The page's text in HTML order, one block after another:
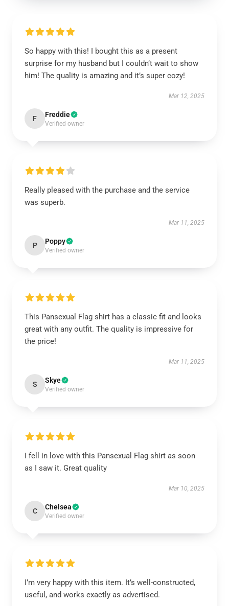
So happy with this! I bought this as a present
surprise for my husband but I couldn’t wait to show
him! The quality is amazing and it’s super cozy!
Mar 12, 2025
F Freddie
Verified owner
Really pleased with the purchase and the service
was superb.
Mar 11, 2025
P Poppy
Verified owner
This Pansexual Flag shirt has a classic fit and looks
great with any outfit. The quality is impressive for
the price!
Mar 11, 2025
S Skye
Verified owner
I fell in love with this Pansexual Flag shirt as soon
as I saw it. Great quality
Mar 10, 2025
C Chelsea
Verified owner
I’m very happy with this item. It’s well-constructed,
useful, and works exactly as advertised.